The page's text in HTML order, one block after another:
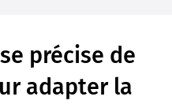
précise de
adapter la